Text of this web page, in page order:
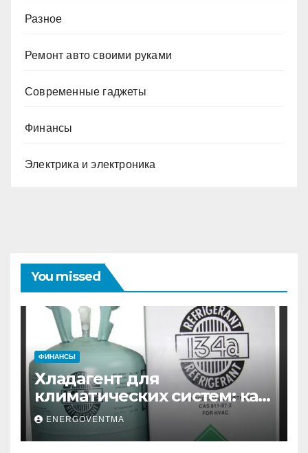
Разное
Ремонт авто своими руками
Современные гаджеты
Финансы
Электрика и электроника
You missed
ФИНАНСЫ
Хладагент для
климатических систем: как
выбрать и купить фреон в
Санкт-Петербурге
ENERGOVENTMA